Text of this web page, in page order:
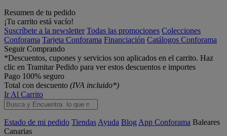
Resumen de tu pedido
¡Tu carrito está vacío!
Suscríbete a la newsletter Todas las promociones Colecciones
Conforama Tarjeta Conforama Financiación Catálogos Conforama
Seguir Comprando
*Descuentos, cupones y servicios son aplicados en el carrito. Haz
clic en Tramitar Pedido para ver estos descuentos e importes
Pago 100% seguro
Total con descuento (IVA incluido*)
Ir Al Carrito
Estado de mi pedido Tiendas Ayuda Blog App Conforama Baleares
Canarias